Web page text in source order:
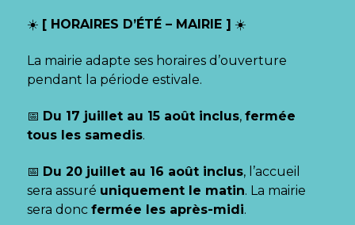
☀️ [ HORAIRES D’ÉTÉ – MAIRIE ] ☀️
La mairie adapte ses horaires d’ouverture
pendant la période estivale.
📅 Du 17 juillet au 15 août inclus, fermée
tous les samedis.
📅 Du 20 juillet au 16 août inclus, l’accueil
sera assuré uniquement le matin. La mairie
sera donc fermée les après-midi.